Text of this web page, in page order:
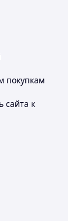
покупкам
сайта к